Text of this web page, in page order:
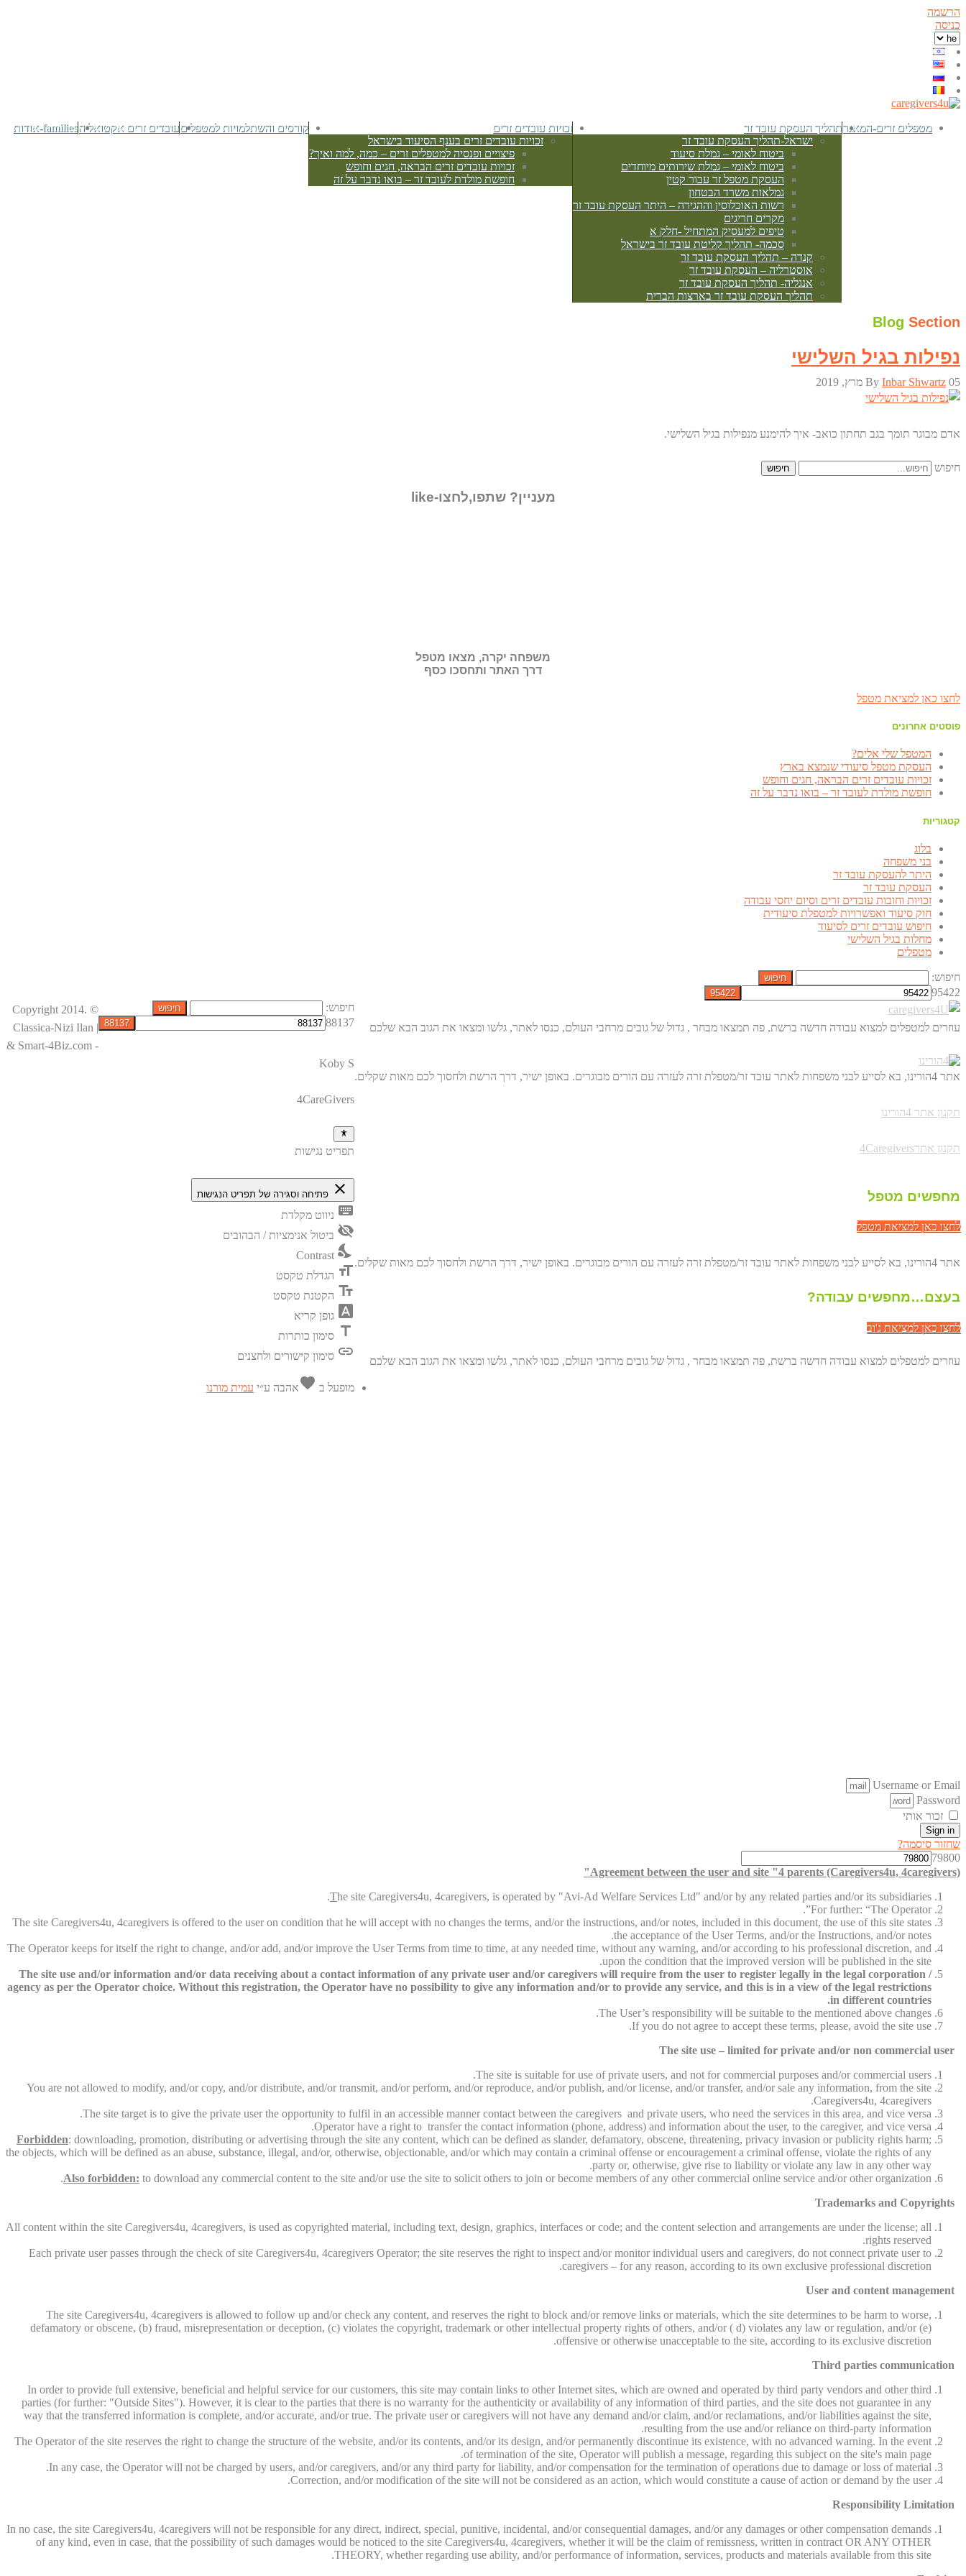
הרשמה
כניסה
מטפלים זרים-המאגרתהליך העסקת עובד זר
ישראל-תהליך העסקת עובד זר
ביטוח לאומי – גמלת סיעוד
ביטוח לאומי – גמלת שירותים מיוחדים
העסקת מטפל זר עבור קטין
גמלאות משרד הבטחון
רשות האוכלוסין וההגירה – היתר העסקת עובד זר
מקרים חריגים
טיפים למעסיק המתחיל -חלק א
סכמה- תהליך קליטת עובד זר בישראל
קנדה – תהליך העסקת עובד זר
אוסטרליה – העסקת עובד זר
אנגליה- תהליך העסקת עובד זר
תהליך העסקת עובד זר בארצות הברית
זכויות עובדים זרים
זכויות עובדים זרים בענף הסיעוד בישראל
פיצויים ופנסיה למטפלים זרים – כמה, למה ואיך?
זכויות עובדים זרים הבראה, חגים וחופש
חופשת מולדת לעובד זר – בואו נדבר על זה
קורסים והשתלמויות למטפליםעובדים זרים אקטואליהfamilies-אודות
Blog Section
נפילות בגיל השלישי
By Inbar Shwartz 05 מרץ, 2019
אדם מבוגר תומך בגב תחתון כואב- איך להימנע מנפילות בגיל השלישי.
חיפוש חיפוש
מעניין? שתפו,לחצו-like
משפחה יקרה, מצאו מטפל
דרך האתר ותחסכו כסף
לחצו כאן למציאת מטפל
פוסטים אחרונים
המטפל שלי אלים?
העסקת מטפל סיעודי שנמצא בארץ
זכויות עובדים זרים הבראה, חגים וחופש
חופשת מולדת לעובד זר – בואו נדבר על זה
קטגוריות
בלוג
בני משפחה
היתר להעסקת עובד זר
העסקת עובד זר
זכויות וחובות עובדים זרים וסיום יחסי עבודה
חוק סיעוד ואפשרויות למטפלת סיעודית
חיפוש עובדים זרים לסיעוד
מחלות בגיל השלישי
מטפלים
חיפוש:
95422
עוזרים למטפלים למצוא עבודה חדשה ברשת, פה תמצאו מבחר , גדול של גובים מרחבי העולם, כנסו לאתר, גלשו ומצאו את הגוב הבא שלכם
אתר 4הורינו, בא לסייע לבני משפחות לאתר עובד זר/מטפלת זרה לעזרה עם הורים מבוגרים. באופן ישיר, דרך הרשת ולחסוך לכם מאות שקלים.
תקנון אתר 4הורינו
תקנון אתר4Caregivers
חיפוש:
88137
מחפשים מטפל
לחצו כאן למציאת מטפל
אתר 4הורינו, בא לסייע לבני משפחות לאתר עובד זר/מטפלת זרה לעזרה עם הורים מבוגרים. באופן ישיר, דרך הרשת ולחסוך לכם מאות שקלים.
בעצם…מחפשים עבודה?
לחצו כאן למציאת ג'וב
עוזרים למטפלים למצוא עבודה חדשה ברשת, פה תמצאו מבחר , גדול של גובים מרחבי העולם, כנסו לאתר, גלשו ומצאו את הגוב הבא שלכם
© Copyright 2014.
Classica-Nizi Ilan |
& Smart-4Biz.com -
Koby S
4CareGivers
תפריט נגישות
close פתיחה וסגירה של תפריט הנגישות
keyboard ניווט מקלדת
visibility_off ביטול אנימציות / הבהובים
nights_stay
Contrast
format_size הגדלת טקסט
text_fields הקטנת טקסט
font_download גופן קריא
title סימון כותרות
link סימון קישורים ולחצנים
מופעל ב favoriteאהבה ע״י עמית מורנו
Username or Email
Password
זכור אותי
Sign in
שחזור סיסמה?
79800
Agreement between the user and site "4 parents (Caregivers4u, 4caregivers)"
The site Caregivers4u, 4caregivers, is operated by "Avi-Ad Welfare Services Ltd" and/or by any related parties and/or its subsidiaries.
For further: “The Operator”.
The site Caregivers4u, 4caregivers is offered to the user on condition that he will accept with no changes the terms, and/or the instructions, and/or notes, included in this document, the use of this site states
the acceptance of the User Terms, and/or the Instructions, and/or notes.
The Operator keeps for itself the right to change, and/or add, and/or improve the User Terms from time to time, at any needed time, without any warning, and/or according to his professional discretion, and
upon the condition that the improved version will be published in the site.
The site use and/or information and/or data receiving about a contact information of any private user and/or caregivers will require from the user to register legally in the legal corporation /
agency as per the Operator choice. Without this registration, the Operator have no possibility to give any information and/or to provide any service, and this is in a view of the legal restrictions
in different countries.
The User’s responsibility will be suitable to the mentioned above changes.
If you do not agree to accept these terms, please, avoid the site use.
The site use – limited for private and/or non commercial user
The site is suitable for use of private users, and not for commercial purposes and/or commercial users.
You are not allowed to modify, and/or copy, and/or distribute, and/or transmit, and/or perform, and/or reproduce, and/or publish, and/or license, and/or transfer, and/or sale any information, from the site
Caregivers4u, 4caregivers.
The site target is to give the private user the opportunity to fulfil in an accessible manner contact between the caregivers and private users, who need the services in this area, and vice versa.
Operator have a right to transfer the contact information (phone, address) and information about the user, to the caregiver, and vice versa.
Forbidden: downloading, promotion, distributing or advertising through the site any content, which can be defined as slander, defamatory, obscene, threatening, privacy invasion or publicity rights harm;
the objects, which will be defined as an abuse, substance, illegal, and/or, otherwise, objectionable, and/or which may contain a criminal offense or encouragement a criminal offense, violate the rights of any
party or, otherwise, give rise to liability or violate any law in any other way.
Also forbidden: to download any commercial content to the site and/or use the site to solicit others to join or become members of any other commercial online service and/or other organization.
Trademarks and Copyrights
All content within the site Caregivers4u, 4caregivers, is used as copyrighted material, including text, design, graphics, interfaces or code; and the content selection and arrangements are under the license; all
rights reserved.
Each private user passes through the check of site Caregivers4u, 4caregivers Operator; the site reserves the right to inspect and/or monitor individual users and caregivers, do not connect private user to
caregivers – for any reason, according to its own exclusive professional discretion.
User and content management
The site Caregivers4u, 4caregivers is allowed to follow up and/or check any content, and reserves the right to block and/or remove links or materials, which the site determines to be harm to worse,
defamatory or obscene, (b) fraud, misrepresentation or deception, (c) violates the copyright, trademark or other intellectual property rights of others, and/or ( d) violates any law or regulation, and/or (e)
offensive or otherwise unacceptable to the site, according to its exclusive discretion.
Third parties communication
In order to provide full extensive, beneficial and helpful service for our customers, this site may contain links to other Internet sites, which are owned and operated by third party vendors and other third
parties (for further: "Outside Sites"). However, it is clear to the parties that there is no warranty for the authenticity or availability of any information of third parties, and the site does not guarantee in any
way that the transferred information is complete, and/or accurate, and/or true. The private user or caregivers will not have any demand and/or claim, and/or reclamations, and/or liabilities against the site,
resulting from the use and/or reliance on third-party information.
The Operator of the site reserves the right to change the structure of the website, and/or its contents, and/or its design, and/or permanently discontinue its existence, with no advanced warning. In the event
of termination of the site, Operator will publish a message, regarding this subject on the site's main page.
In any case, the Operator will not be charged by users, and/or caregivers, and/or any third party for liability, and/or compensation for the termination of operations due to damage or loss of material.
Correction, and/or modification of the site will not be considered as an action, which would constitute a cause of action or demand by the user.
Responsibility Limitation
In no case, the site Caregivers4u, 4caregivers will not be responsible for any direct, indirect, special, punitive, incidental, and/or consequential damages, and/or any damages or other compensation demands
of any kind, even in case, that the possibility of such damages would be noticed to the site Caregivers4u, 4caregivers, whether it will be the claim of remissness, written in contract OR ANY OTHER
THEORY, whether regarding use ability, and/or performance of information, services, products and materials available from this site.